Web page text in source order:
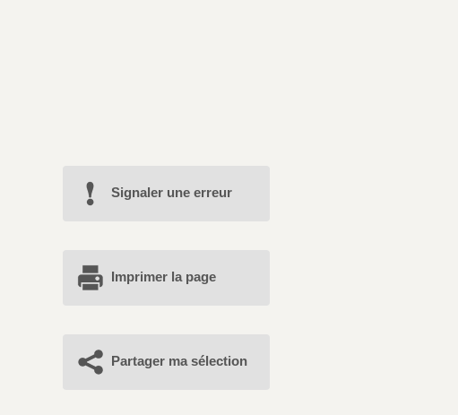
Signaler une erreur
Imprimer la page
Partager ma sélection